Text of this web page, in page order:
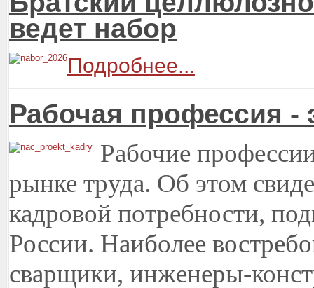
ведет набор
Подробнее...
Рабочая профессия -
Рабочие
рынке труда. Об этом
кадровой потребности,
России. Наиболее
сварщики, инженеры-